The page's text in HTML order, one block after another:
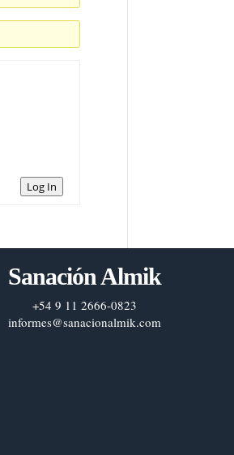
Log In
Sanación Almik
+54 9 11 2666-0823
informes@sanacionalmik.com